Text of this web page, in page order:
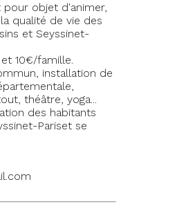
pour objet d'animer,
qualité de vie des
et Seyssinet-
10€/famille.
installation de
théâtre, yoga...
des habitants
Pariset se